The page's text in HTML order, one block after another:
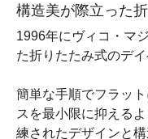
構造美が際立った
1996年にヴィコ・マ
た折りたたみ式のデイ
簡単な手順でフラッ
スを最小限に抑える
練されたデザインと